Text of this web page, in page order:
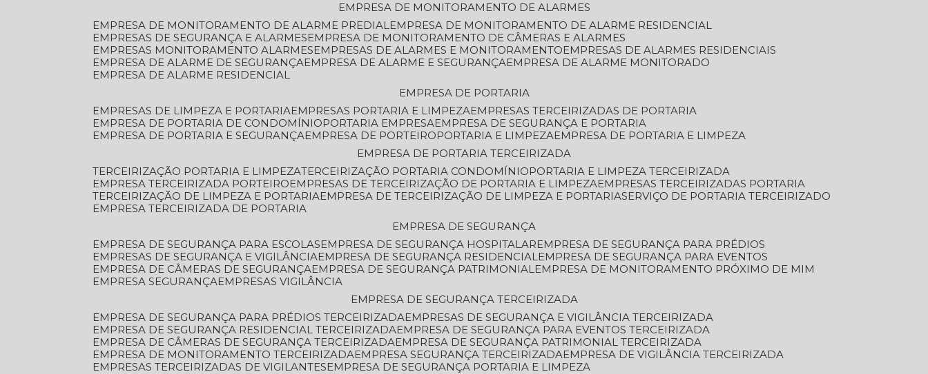
EMPRESA DE MONITORAMENTO DE ALARMES
EMPRESA DE MONITORAMENTO DE ALARME PREDIAL
EMPRESA DE MONITORAMENTO DE ALARME RESIDENCIAL
EMPRESAS DE SEGURANÇA E ALARMES
EMPRESA DE MONITORAMENTO DE CÂMERAS E ALARMES
EMPRESAS MONITORAMENTO ALARMES
EMPRESAS DE ALARMES E MONITORAMENTO
EMPRESAS DE ALARMES RESIDENCIAIS
EMPRESA DE ALARME DE SEGURANÇA
EMPRESA DE ALARME E SEGURANÇA
EMPRESA DE ALARME MONITORADO
EMPRESA DE ALARME RESIDENCIAL
EMPRESA DE PORTARIA
EMPRESAS DE LIMPEZA E PORTARIA
EMPRESAS PORTARIA E LIMPEZA
EMPRESAS TERCEIRIZADAS DE PORTARIA
EMPRESA DE PORTARIA DE CONDOMÍNIO
PORTARIA EMPRESA
EMPRESA DE SEGURANÇA E PORTARIA
EMPRESA DE PORTARIA E SEGURANÇA
EMPRESA DE PORTEIRO PORTARIA E LIMPEZA
EMPRESA DE PORTARIA E LIMPEZA
EMPRESA DE PORTARIA TERCEIRIZADA
TERCEIRIZAÇÃO PORTARIA E LIMPEZA TERCEIRIZAÇÃO PORTARIA CONDOMÍNIO
PORTARIA E LIMPEZA TERCEIRIZADA
EMPRESA TERCEIRIZADA PORTEIRO
EMPRESAS DE TERCEIRIZAÇÃO DE PORTARIA E LIMPEZA
EMPRESAS TERCEIRIZADAS PORTARIA
TERCEIRIZAÇÃO DE LIMPEZA E PORTARIA
EMPRESA DE TERCEIRIZAÇÃO DE LIMPEZA E PORTARIA SERVIÇO DE PORTARIA TERCEIRIZADO
EMPRESA TERCEIRIZADA DE PORTARIA
EMPRESA DE SEGURANÇA
EMPRESA DE SEGURANÇA PARA ESCOLAS
EMPRESA DE SEGURANÇA HOSPITALAR
EMPRESA DE SEGURANÇA PARA PRÉDIOS
EMPRESAS DE SEGURANÇA E VIGILÂNCIA
EMPRESA DE SEGURANÇA RESIDENCIAL
EMPRESA DE SEGURANÇA PARA EVENTOS
EMPRESA DE CÂMERAS DE SEGURANÇA
EMPRESA DE SEGURANÇA PATRIMONIAL
EMPRESA DE MONITORAMENTO PRÓXIMO DE MIM
EMPRESA SEGURANÇA
EMPRESAS VIGILÂNCIA
EMPRESA DE SEGURANÇA TERCEIRIZADA
EMPRESA DE SEGURANÇA PARA PRÉDIOS TERCEIRIZADA
EMPRESAS DE SEGURANÇA E VIGILÂNCIA TERCEIRIZADA
EMPRESA DE SEGURANÇA RESIDENCIAL TERCEIRIZADA
EMPRESA DE SEGURANÇA PARA EVENTOS TERCEIRIZADA
EMPRESA DE CÂMERAS DE SEGURANÇA TERCEIRIZADA
EMPRESA DE SEGURANÇA PATRIMONIAL TERCEIRIZADA
EMPRESA DE MONITORAMENTO TERCEIRIZADA
EMPRESA SEGURANÇA TERCEIRIZADA
EMPRESA DE VIGILÂNCIA TERCEIRIZADA
EMPRESAS TERCEIRIZADAS DE VIGILANTES
EMPRESA DE SEGURANÇA PORTARIA E LIMPEZA